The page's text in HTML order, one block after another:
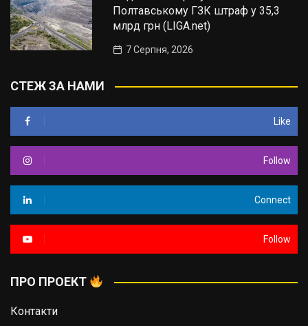
Полтавському ГЗК штраф у 35,3
млрд грн (LIGA.net)
7 Серпня, 2026
СТЕЖ ЗА НАМИ
Like
Follow
Connect
Follow
ПРО ПРОЕКТ
Контакти